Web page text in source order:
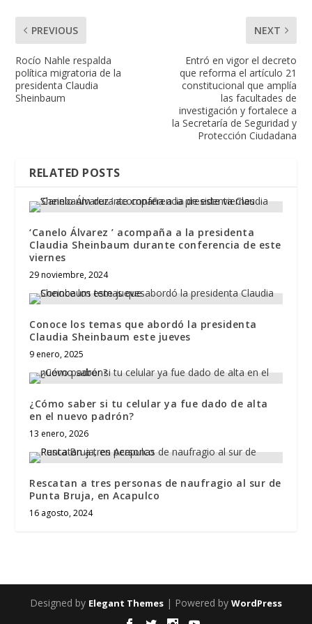
PREVIOUS
Rocío Nahle respalda
política migratoria de la
presidenta Claudia
Sheinbaum
NEXT
Entró en vigor el decreto
que reforma el artículo 21
constitucional que amplía
las facultades de
investigación y fortalece a
la Secretaría de Seguridad y
Protección Ciudadana
RELATED POSTS
‘Canelo Álvarez ’ acompaña a la presidenta
Claudia Sheinbaum durante conferencia de este
viernes
29 noviembre, 2024
Conoce los temas que abordó la presidenta
Claudia Sheinbaum este jueves
9 enero, 2025
¿Cómo saber si tu celular ya fue dado de alta
en el nuevo padrón?
13 enero, 2026
Rescatan a tres personas de naufragio al sur de
Punta Bruja, en Acapulco
16 agosto, 2024
Designed by Elegant Themes | Powered by WordPress